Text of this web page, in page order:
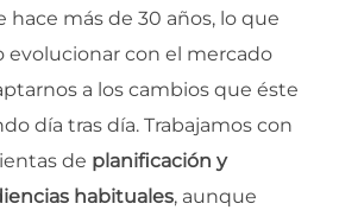
hace más de 30 años, lo que
evolucionar con el mercado
a los cambios que éste
día tras día. Trabajamos con
de planificación y
habituales, aunque